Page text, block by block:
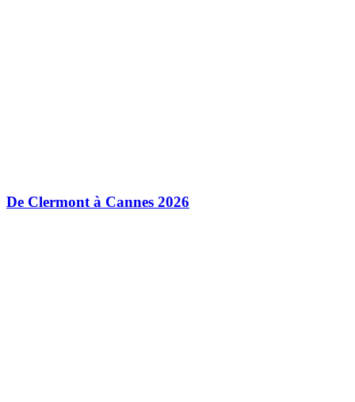
De Clermont à Cannes 2026